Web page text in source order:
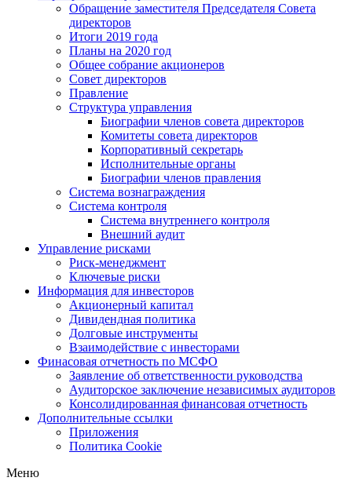
Обращение заместителя Председателя Совета
директоров
Итоги 2019 года
Планы на 2020 год
Общее собрание акционеров
Совет директоров
Правление
Структура управления
Биографии членов совета директоров
Комитеты совета директоров
Корпоративный секретарь
Исполнительные органы
Биографии членов правления
Система вознаграждения
Система контроля
Система внутреннего контроля
Внешний аудит
Управление рисками
Риск-менеджмент
Ключевые риски
Информация для инвесторов
Акционерный капитал
Дивидендная политика
Долговые инструменты
Взаимодействие с инвеcторами
Финасовая отчетность по МСФО
Заявление об ответственности руководства
Аудиторское заключение независимых аудиторов
Консолидированная финансовая отчетность
Дополнительные ссылки
Приложения
Политика Cookie
Меню